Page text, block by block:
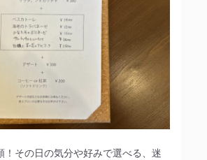
！その日の気分や好みで選べる、迷